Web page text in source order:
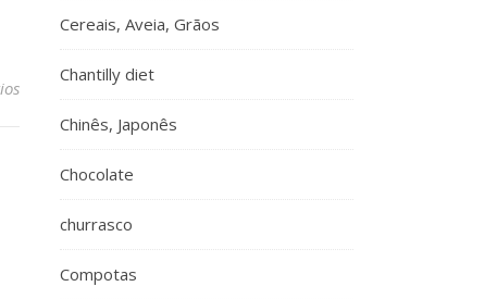
Cereais, Aveia, Grãos
Chantilly diet
Chinês, Japonês
Chocolate
churrasco
Compotas